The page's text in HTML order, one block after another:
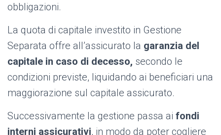
obbligazioni.
La quota di capitale investito in Gestione
Separata offre all’assicurato la garanzia del
capitale in caso di decesso, secondo le
condizioni previste, liquidando ai beneficiari una
maggiorazione sul capitale assicurato.
Successivamente la gestione passa ai fondi
interni assicurativi, in modo da poter cogliere